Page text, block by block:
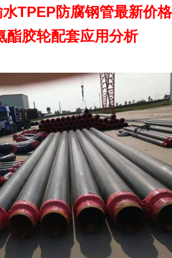
TPEP防腐钢管最新价格
酯胶轮配套应用分析